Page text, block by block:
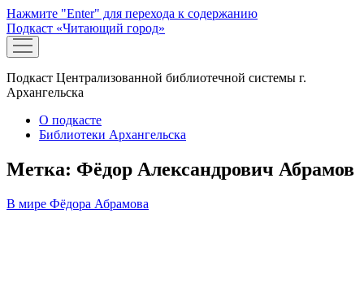
Нажмите "Enter" для перехода к содержанию
Подкаст «Читающий город»
открыть
меню
Подкаст Централизованной библиотечной системы г.
Архангельска
О подкасте
Библиотеки Архангельска
Метка: Фёдор Александрович Абрамов
В мире Фёдора Абрамова